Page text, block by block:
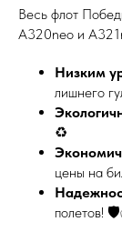
Весь флот
A320neo и
Низким
лишнего
♻️
цены на
полетов!